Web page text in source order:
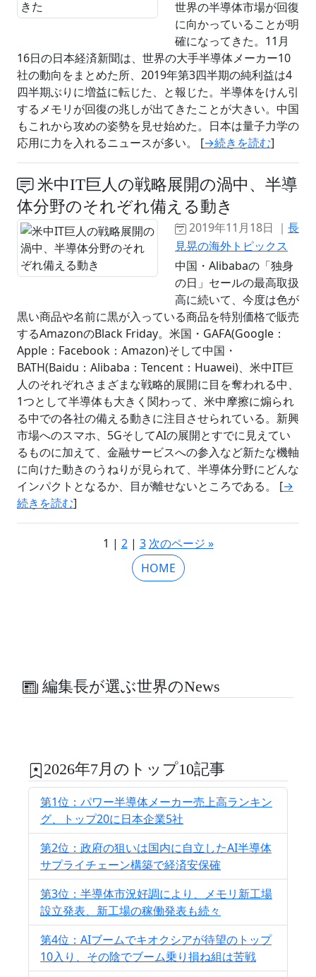
世界の半導体市場が回復
に向かっていることが明
確になってきた。11月
16日の日本経済新聞は、世界の大手半導体メーカー10
社の動向をまとめた所、2019年第3四半期の純利益は4
四半期ぶりに増益に転じた、と報じた。半導体をけん引
するメモリが回復の兆しが出てきたことが大きい。中国
もこれから攻めの姿勢を見せ始めた。日本は量子力学の
応用に力を入れるニュースが多い。 [→続きを読む]
米中IT巨人の戦略展開の渦中、半導
体分野のそれぞれ備える動き
2019年11月18日 ｜ 長
見晃の海外トピックス
中国・Alibabaの「独身
の日」セールの最高取扱
高に続いて、今度は色が
黒い商品や名前に黒が入っている商品を特別価格で販売
するAmazonのBlack Friday。米国・GAFA(Google：
Apple：Facebook：Amazon)そして中国・
BATH(Baidu：Alibaba：Tencent：Huawei)、米中IT巨
人のそれぞれさまざまな戦略的展開に目を奪われる中、
1つとして半導体も大きく関わって、米中摩擦に煽られ
る中での各社の備える動きに注目させられている。新興
市場へのスマホ、5GそしてAIの展開とすでに見えてい
るものに加えて、金融サービスへの参入など新たな機軸
に向けた動きのうねりが見られて、半導体分野にどんな
インパクトとなるか、目が離せないところである。 [→
続きを読む]
1 | 2| 3 次のページ »
HOME
編集長が選ぶ世界のNews
2026年7月のトップ10記事
第1位：パワー半導体メーカー売上高ランキン
グ、トップ20に日本企業5社
第2位：政府の狙いは国内に自立したAI半導体
サプライチェーン構築で経済安保確
第3位：半導体市況好調により、メモリ新工場
設立発表、新工場の稼働発表も続々
第4位：AIブームでキオクシアが待望のトップ
10入り、その陰でブーム乗り損ね組は苦戦